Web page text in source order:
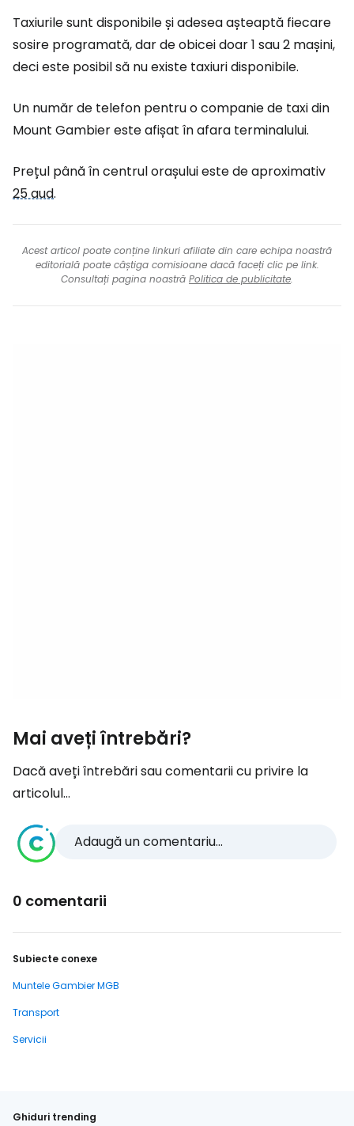
Taxiurile sunt disponibile și adesea așteaptă fiecare
sosire programată, dar de obicei doar 1 sau 2 mașini,
deci este posibil să nu existe taxiuri disponibile.
Un număr de telefon pentru o companie de taxi din
Mount Gambier este afișat în afara terminalului.
Prețul până în centrul orașului este de aproximativ
25 aud.
Acest articol poate conține linkuri afiliate din care echipa noastră
editorială poate câștiga comisioane dacă faceți clic pe link.
Consultați pagina noastră Politica de publicitate.
Mai aveți întrebări?
Dacă aveți întrebări sau comentarii cu privire la
articolul...
Adaugă un comentariu...
0 comentarii
Subiecte conexe
Muntele Gambier MGB
Transport
Servicii
Ghiduri trending